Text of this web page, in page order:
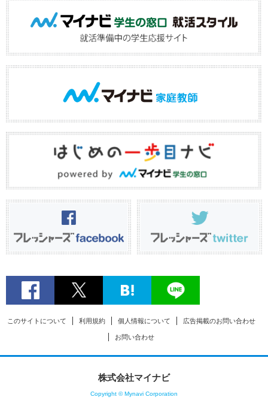
このサイトについて 利用規約 個人情報について 広告掲載のお問い合わせ
お問い合わせ
株式会社マイナビ
Copyright © Mynavi Corporation